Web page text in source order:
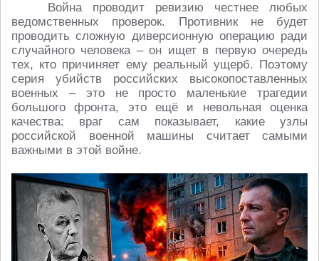
Война проводит ревизию честнее любых
ведомственных проверок. Противник не будет
проводить сложную диверсионную операцию ради
случайного человека – он ищет в первую очередь
тех, кто причиняет ему реальный ущерб. Поэтому
серия убийств российских высокопоставленных
военных – это не просто маленькие трагедии
большого фронта, это ещё и невольная оценка
качества: враг сам показывает, какие узлы
российской военной машины считает самыми
важными в этой войне.